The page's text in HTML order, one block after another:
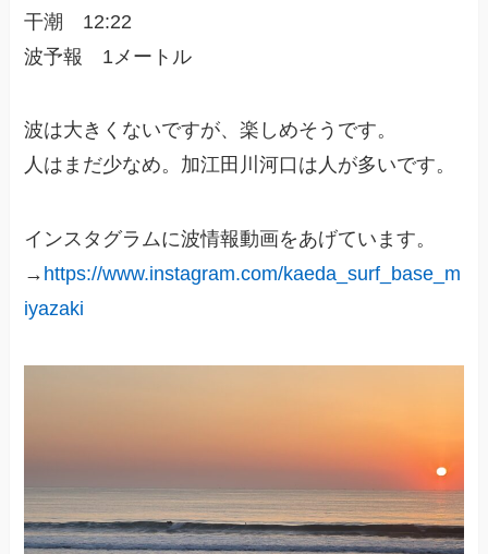
干潮 12:22
波予報 1メートル
波は大きくないですが、楽しめそうです。
人はまだ少なめ。加江田川河口は人が多いです。
インスタグラムに波情報動画をあげています。
→ https://www.instagram.com/kaeda_surf_base_m
iyazaki